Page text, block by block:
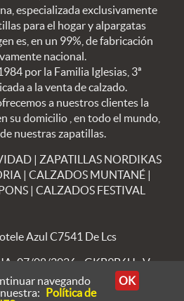
especializada exclusivamente
para el hogar y alpargatas
es, en un 99%, de fabricación
nacional.
por la Familia Iglesias, 3ª
a la venta de calzado.
a nuestros clientes la
su domicilio , en todo el mundo,
nuestras zapatillas.
| ZAPATILLAS NORDIKAS
| CALZADOS MUNTANÉ|
| CALZADOS FESTIVAL
07/08/2026 - GKB9B6U · V
8.4.23navegando
Política de
OK